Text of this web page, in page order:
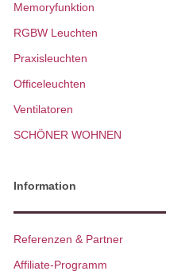
Memoryfunktion
RGBW Leuchten
Praxisleuchten
Officeleuchten
Ventilatoren
SCHÖNER WOHNEN
Information
Referenzen & Partner
Affiliate-Programm